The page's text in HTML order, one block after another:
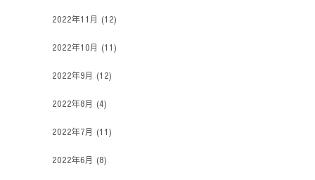
2022年11月 (12)
2022年10月 (11)
2022年9月 (12)
2022年8月 (4)
2022年7月 (11)
2022年6月 (8)